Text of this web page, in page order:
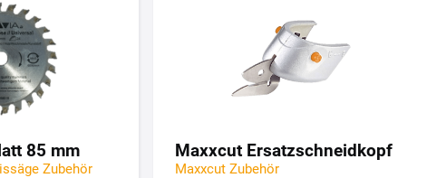
85 mm
Zubehör
Maxxcut Ersatzschneidkopf
Maxxcut Zubehör